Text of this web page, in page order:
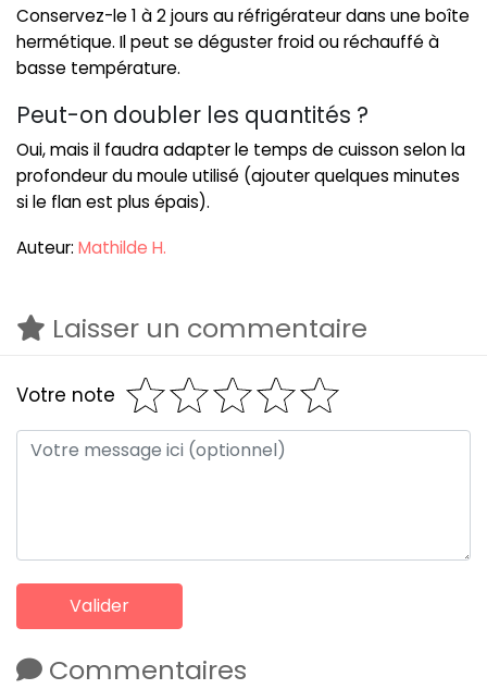
Conservez-le 1 à 2 jours au réfrigérateur dans une boîte
hermétique. Il peut se déguster froid ou réchauffé à
basse température.
Peut-on doubler les quantités ?
Oui, mais il faudra adapter le temps de cuisson selon la
profondeur du moule utilisé (ajouter quelques minutes
si le flan est plus épais).
Auteur: Mathilde H.
Laisser un commentaire
Votre note
Commentaires